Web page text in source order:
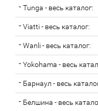
Tunga - весь каталог:
Viatti - весь каталог:
Wanli - весь каталог:
Yokohama - весь
Барнаул - весь
Белшина - весь